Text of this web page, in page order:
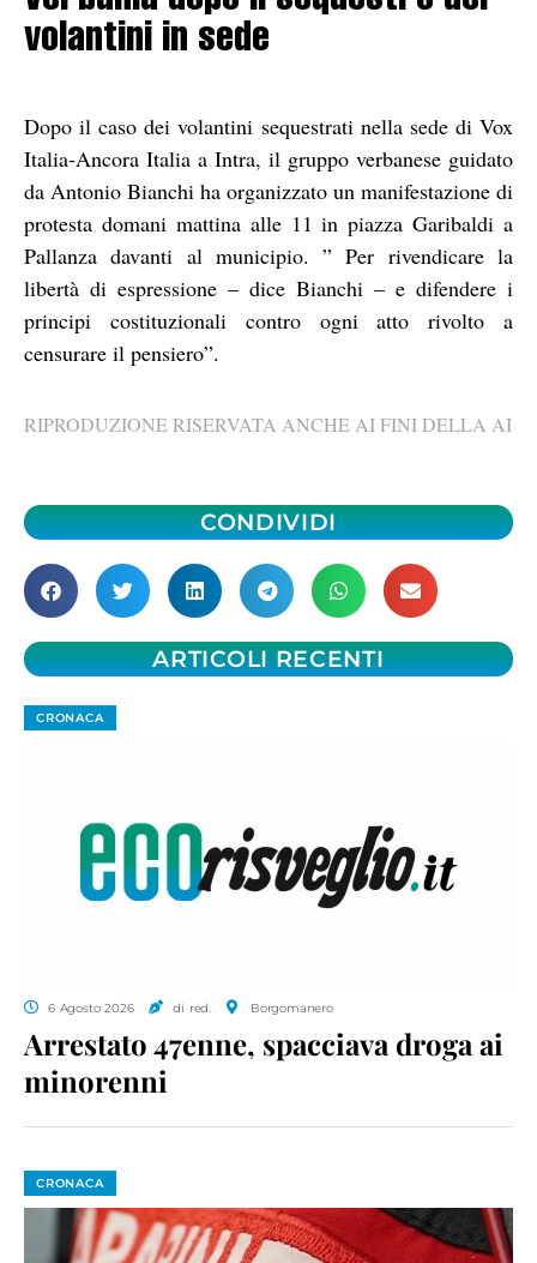
volantini in sede
Dopo il caso dei volantini sequestrati nella sede di Vox
Italia-Ancora Italia a Intra, il gruppo verbanese guidato
da Antonio Bianchi ha organizzato un manifestazione di
protesta domani mattina alle 11 in piazza Garibaldi a
Pallanza davanti al municipio. ” Per rivendicare la
libertà di espressione – dice Bianchi – e difendere i
principi costituzionali contro ogni atto rivolto a
censurare il pensiero”.
RIPRODUZIONE RISERVATA ANCHE AI FINI DELLA AI
CONDIVIDI
ARTICOLI RECENTI
CRONACA
6 Agosto 2026 di red. Borgomanero
Arrestato 47enne, spacciava droga ai
minorenni
CRONACA